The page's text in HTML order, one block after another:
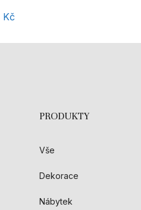
Kč
PRODUKTY
Vše
Dekorace
Nábytek